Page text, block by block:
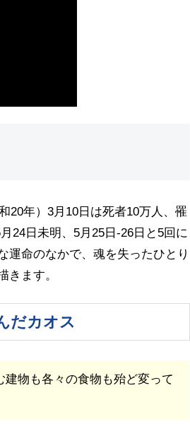
20年）3月10日は死者10万人、罹
24日未明、5月25日-26日と5回に
運命のなかで、魂を失ったひとり
きます。
だカオス
物も各々の食物も殆ど変って